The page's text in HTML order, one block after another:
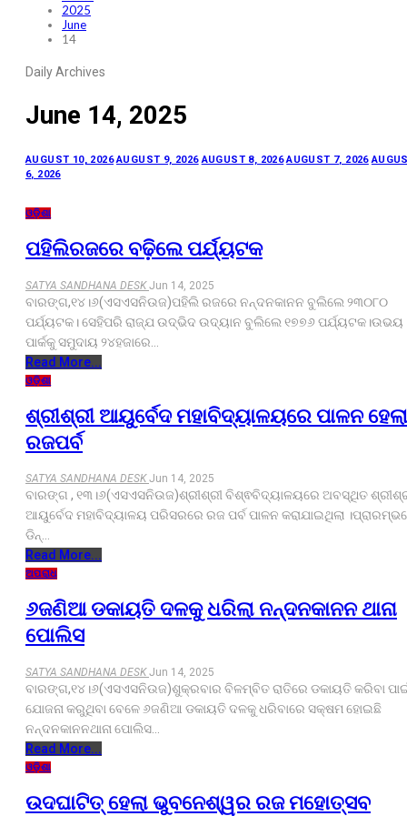
2025
June
14
Daily Archives
June 14, 2025
AUGUST 10, 2026 AUGUST 9, 2026 AUGUST 8, 2026 AUGUST 7, 2026
6, 2026
ଓଡ଼ିଶା
ପହିଲିରଜରେ ବଢ଼ିଲେ ପର୍ଯ୍ୟଟକ
SATYA SANDHANA DESKJun 14, 2025
ବାରଙ୍ଗ,୧୪।୬(ଏସଏସନିଉଜ)ପହିଲି ରଜରେ ନନ୍ଦନକାନନ ବୁଲିଲେ ୨୩୦୮୦
ପର୍ଯ୍ୟଟକ। ସେହିପରି ରାଜ୍ଯ ଉଦ୍ଭିଦ ଉଦ୍ୟାନ ବୁଲିଲେ ୧୭୭୬ ପର୍ଯ୍ୟଟକ।ଉଭୟ
ପାର୍କକୁ ସମୁଦାୟ ୨୪ହଜାରେ…
Read More...
ଓଡ଼ିଶା
ଶ୍ରୀଶ୍ରୀ ଆୟୁର୍ବେଦ ମହାବିଦ୍ୟାଳୟରେ ପାଳନ ହେଲା
ରଜପର୍ବ
SATYA SANDHANA DESKJun 14, 2025
ବାରଙ୍ଗ , ୧୩।୬(ଏସଏସନିଉଜ)ଶ୍ରୀଶ୍ରୀ ବିଶ୍ଵବିଦ୍ୟାଳୟରେ ଅବସ୍ଥିତ
ଆୟୁର୍ବେଦ ମହାବିଦ୍ୟାଳୟ ପରିସରରେ ରଜ ପର୍ବ ପାଳନ କରାଯାଇଥିଲା
ଡିନ୍…
Read More...
ଅପରାଧ
୬ଜଣିଆ ଡକାୟତି ଦଳକୁ ଧରିଲା ନନ୍ଦନକାନନ ଥାନା
ପୋଲିସ
SATYA SANDHANA DESKJun 14, 2025
ବାରଙ୍ଗ,୧୪।୬(ଏସଏସନିଉଜ)ଶୁକ୍ରବାର ବିଳମ୍ବିତ ରାତିରେ ଡକାୟତି କରିବା
ଯୋଜନା କରୁଥିବା ବେଳେ ୬ଜଣିଆ ଡକାୟତି ଦଳକୁ ଧରିବାରେ ସକ୍ଷମ ହୋଇଛି
ନନ୍ଦନକାନନଥାନା ପୋଲିସ…
Read More...
ଓଡ଼ିଶା
ଉଦଘାଟିତ୍ ହେଲା ଭୁବନେଶ୍ୱର ରଜ ମହୋତ୍ସବ